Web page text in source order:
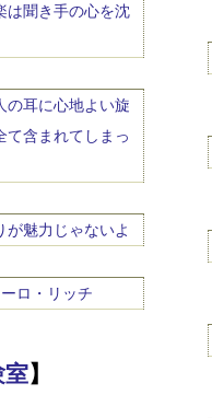
は聞き手の心を沈
の耳に心地よい旋
て含まれてしまっ
が魅力じゃないよ
ロ・リッチ
室】